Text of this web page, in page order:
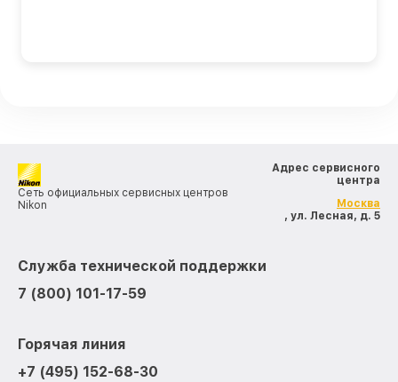
Сеть официальных сервисных центров
Nikon
Адрес сервисного
центра
Москва
, ул. Лесная, д. 5
Служба технической поддержки
7 (800) 101-17-59
Горячая линия
+7 (495) 152-68-30